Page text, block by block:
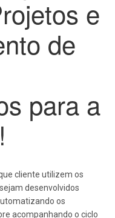
e
de
para a
cliente utilizem os
desenvolvidos
os
acompanhando o ciclo